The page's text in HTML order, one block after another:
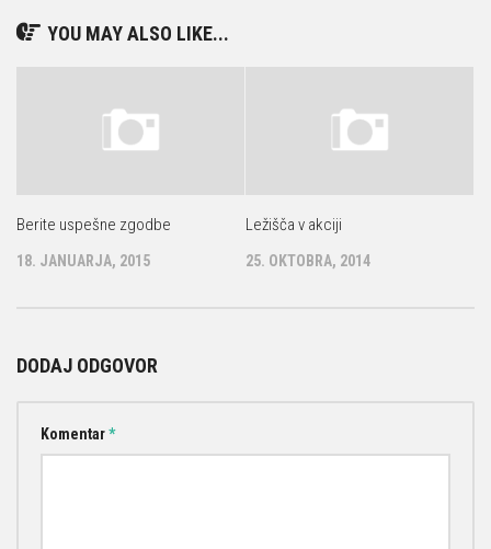
YOU MAY ALSO LIKE...
Berite uspešne zgodbe
18. JANUARJA, 2015
Ležišča v akciji
25. OKTOBRA, 2014
DODAJ ODGOVOR
Komentar*